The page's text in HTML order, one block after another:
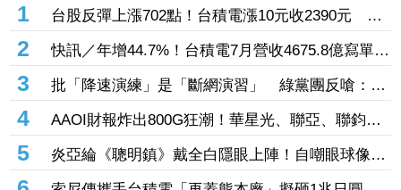
1
台股反彈上漲702點！台積電漲10元收2390元 台
達電飆漲停、日月光漲逾7%
2
快訊／年增44.7%！台積電7月營收4675.8億寫單月
新高 前7月營收2.87兆同創紀錄
3
批「降速演練」是「斷網演習」 綠黨團反嗆：翁
曉玲應該認得字
4
AAOI財報炸出800G狂潮！華星光、聯亞、聯鈞全
線漲停 光通訊股集體開趴
5
炎亞綸《聰明鎮》戴全白隱眼上陣！自嘲眼球像荔
枝 蔡淑臻狼狽扮瘋女人